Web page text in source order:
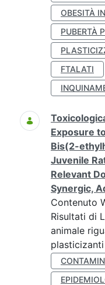
OBESITÀ
PUBERTÀ
FTALATI
Exposure
Bis(2-
Juvenile
Relevant
Synergic,
Contenuto
Risultati di
animale